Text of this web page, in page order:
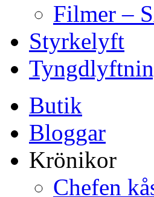
Filmer –
Styrkelyft
Butik
Bloggar
Krönikor
Chefen